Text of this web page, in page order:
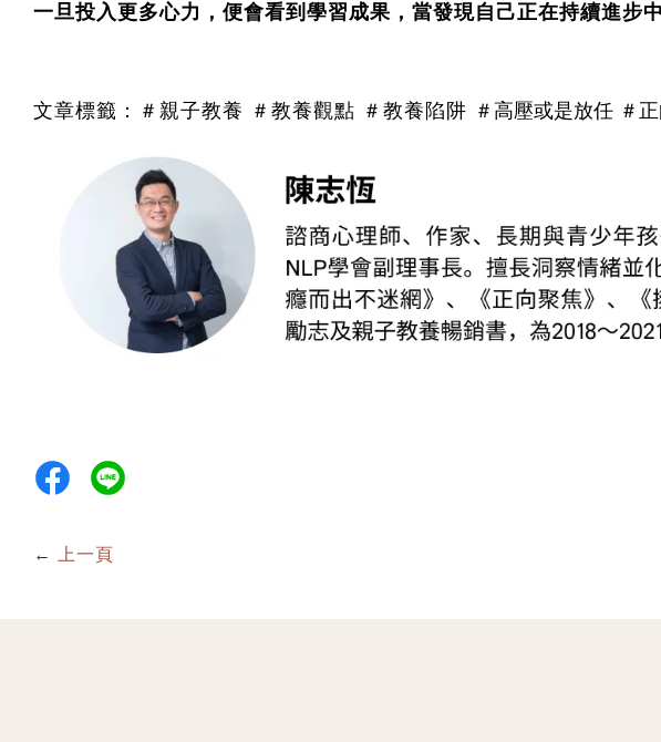
一旦投入更多心力，便會看到學習成果，當發現自己正在持續進步
文章標籤：＃親子教養 ＃教養觀點 ＃教養陷阱 ＃高壓或是放任 ＃
← 上一頁